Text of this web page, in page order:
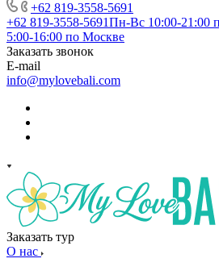
+62 819‑3558‑5691‬
+62 819‑3558‑5691‬Пн-Вс 10:00-21:00
5:00-16:00 по Москве
Заказать звонок
E-mail
info@mylovebali.com
Заказать тур
О нас